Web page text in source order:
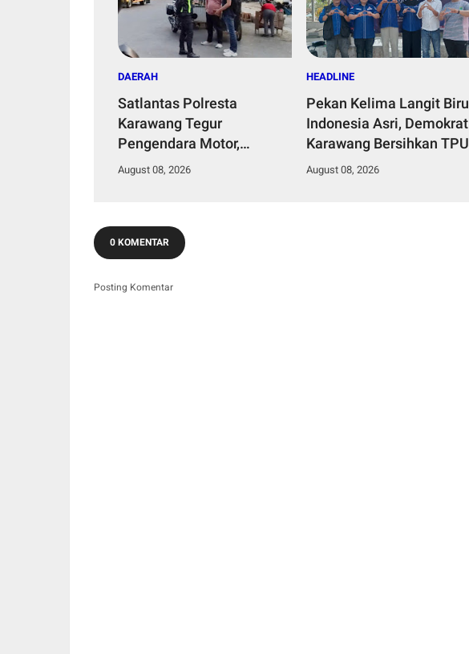
DAERAH
Satlantas Polresta
Karawang Tegur
Pengendara Motor,
Ingatkan Bahaya Ugal-
August 08, 2026
HEADLINE
Pekan Kelima Langit Biru
Indonesia Asri, Demokrat
Karawang Bersihkan TPU
Leuweung Djati
August 08, 2026
0 KOMENTAR
Posting Komentar